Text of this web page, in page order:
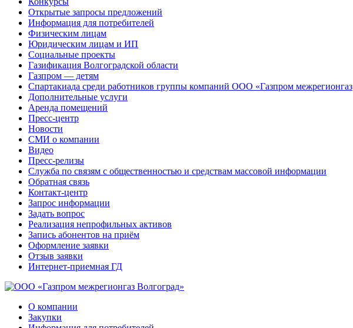
Открытые запросы предложений
Информация для потребителей
Физическим лицам
Юридическим лицам и ИП
Социальные проекты
Газификация Волгоградской области
Газпром — детям
Спартакиада среди работников группы компаний ООО «Газпром межрегионгаз
Дополнительные услуги
Аренда помещений
Пресс-центр
Новости
СМИ о компании
Видео
Пресс-релизы
Служба по связям с общественностью и средствам массовой информации
Обратная связь
Контакт-центр
Запрос информации
Задать вопрос
Реализация непрофильных активов
Запись абонентов на приём
Оформление заявки
Отзыв заявки
Интернет-приемная ГД
О компании
Закупки